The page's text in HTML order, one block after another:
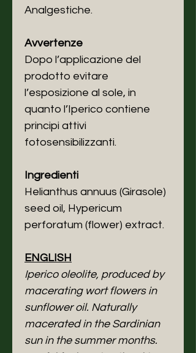
Analgestiche.
Avvertenze
Dopo l’applicazione del
prodotto evitare
l’esposizione al sole, in
quanto l’Iperico contiene
principi attivi
fotosensibilizzanti.
Ingredienti
Helianthus annuus (Girasole)
seed oil, Hypericum
perforatum (flower) extract.
ENGLISH
Iperico oleolite, produced by
macerating wort flowers in
sunflower oil. Naturally
macerated in the Sardinian
sun in the summer months.